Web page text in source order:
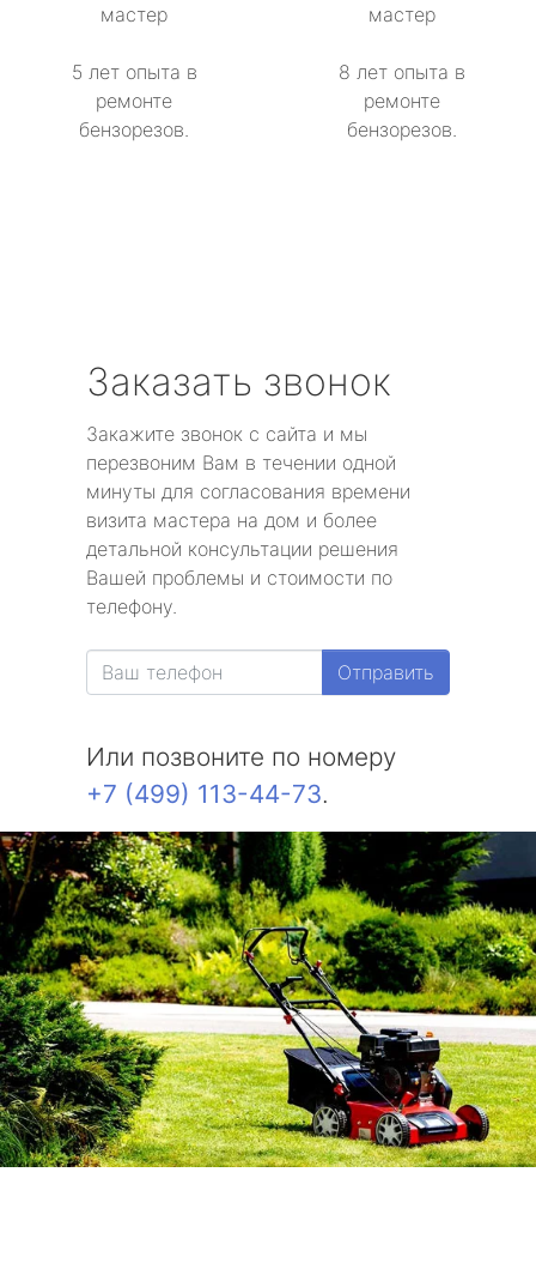
мастер
5 лет опыта в
ремонте
бензорезов.
мастер
8 лет опыта в
ремонте
бензорезов.
Заказать звонок
Закажите звонок с сайта и мы
перезвоним Вам в течении одной
минуты для согласования времени
визита мастера на дом и более
детальной консультации решения
Вашей проблемы и стоимости по
телефону.
Отправить
Или позвоните по номеру
+7 (499) 113-44-73.